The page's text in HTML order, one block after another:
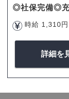
◎社保完備◎充
時給 1,310
詳細を